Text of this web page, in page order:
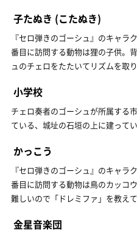
子たぬき (こたぬき)
『セロ弾きのゴーシュ』のキャラ
番目に訪問する動物は狸の子供。
ュのチェロをたたいてリズムを取
小学校
チェロ奏者のゴーシュが所属する
ている、城址の石垣の上に建ってい
かっこう
『セロ弾きのゴーシュ』のキャラ
番目に訪問する動物は鳥のカッコ
難しいので「ドレミファ」を教え
金星音楽団